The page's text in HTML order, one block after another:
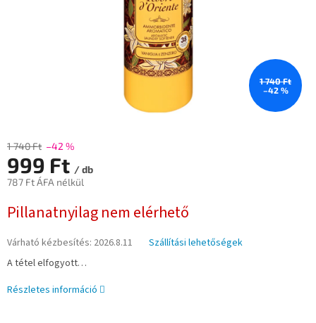
1 740 Ft
–42 %
1 740 Ft –42 %
999 Ft / db
787 Ft ÁFA nélkül
Pillanatnyilag nem elérhető
Várható kézbesítés: 2026.8.11
Szállítási lehetőségek
A tétel elfogyott…
Részletes információ